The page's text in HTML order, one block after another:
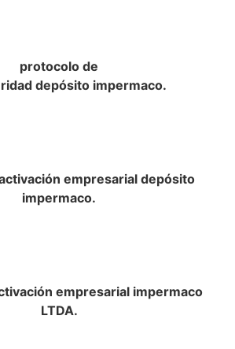
protocolo de
depósito impermaco.​
empresarial depósito
impermaco.​
empresarial impermaco
LTDA.​